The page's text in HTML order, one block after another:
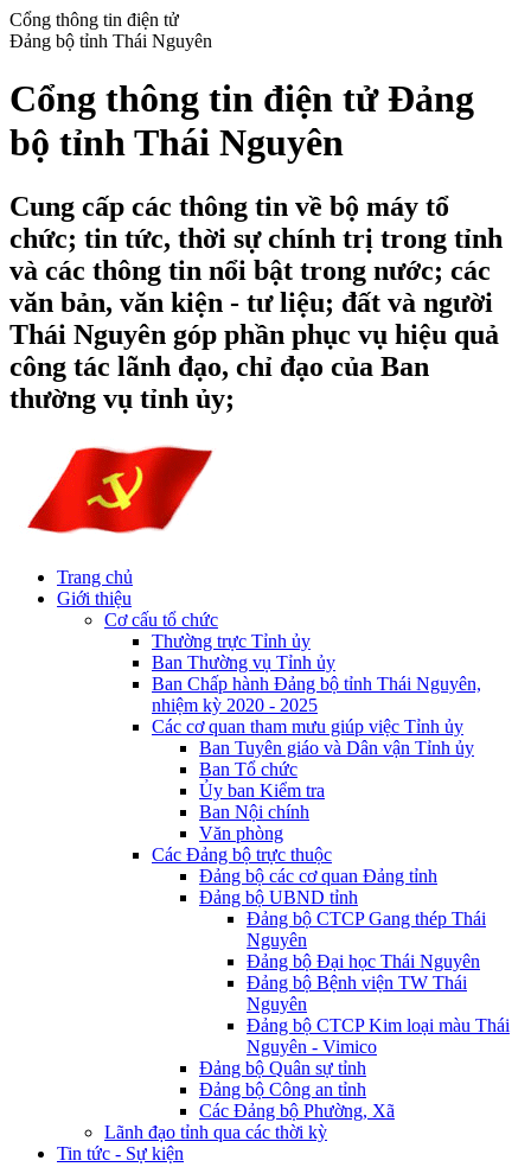
Cổng thông tin điện tử
Đảng bộ tỉnh Thái Nguyên
Cổng thông tin điện tử Đảng
bộ tỉnh Thái Nguyên
Cung cấp các thông tin về bộ máy tổ
chức; tin tức, thời sự chính trị trong tỉnh
và các thông tin nổi bật trong nước; các
văn bản, văn kiện - tư liệu; đất và người
Thái Nguyên góp phần phục vụ hiệu quả
công tác lãnh đạo, chỉ đạo của Ban
thường vụ tỉnh ủy;
Trang chủ
Giới thiệu
Cơ cấu tổ chức
Thường trực Tỉnh ủy
Ban Thường vụ Tỉnh ủy
Ban Chấp hành Đảng bộ tỉnh Thái Nguyên,
nhiệm kỳ 2020 - 2025
Các cơ quan tham mưu giúp việc Tỉnh ủy
Ban Tuyên giáo và Dân vận Tỉnh ủy
Ban Tổ chức
Ủy ban Kiểm tra
Ban Nội chính
Văn phòng
Các Đảng bộ trực thuộc
Đảng bộ các cơ quan Đảng tỉnh
Đảng bộ UBND tỉnh
Đảng bộ CTCP Gang thép Thái
Nguyên
Đảng bộ Đại học Thái Nguyên
Đảng bộ Bệnh viện TW Thái
Nguyên
Đảng bộ CTCP Kim loại màu Thái
Nguyên - Vimico
Đảng bộ Quân sự tỉnh
Đảng bộ Công an tỉnh
Các Đảng bộ Phường, Xã
Lãnh đạo tỉnh qua các thời kỳ
Tin tức - Sự kiện